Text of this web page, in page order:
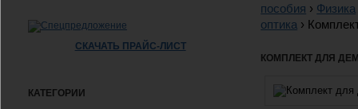
пособия › Физика
оптика ›
КОМПЛЕКТ ДЛЯ
СКАЧАТЬ ПРАЙС-ЛИСТ
КАТЕГОРИИ